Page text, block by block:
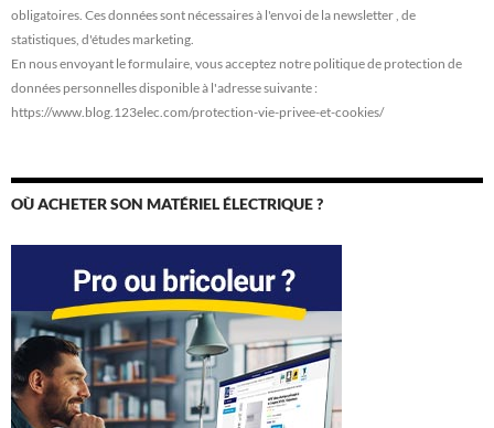
obligatoires. Ces données sont nécessaires à l'envoi de la newsletter , de
statistiques, d'études marketing.
En nous envoyant le formulaire, vous acceptez notre politique de protection de
données personnelles disponible à l'adresse suivante :
https://www.blog.123elec.com/protection-vie-privee-et-cookies/
OÙ ACHETER SON MATÉRIEL ÉLECTRIQUE ?